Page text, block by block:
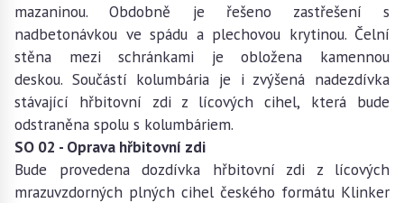
mazaninou. Obdobně je řešeno zastřešení s
nadbetonávkou ve spádu a plechovou krytinou. Čelní
stěna mezi schránkami je obložena kamennou
deskou. Součástí kolumbária je i zvýšená nadezdívka
stávající hřbitovní zdi z lícových cihel, která bude
odstraněna spolu s kolumbáriem.
SO 02 - Oprava hřbitovní zdi
Bude provedena dozdívka hřbitovní zdi z lícových
mrazuvzdorných plných cihel českého formátu Klinker